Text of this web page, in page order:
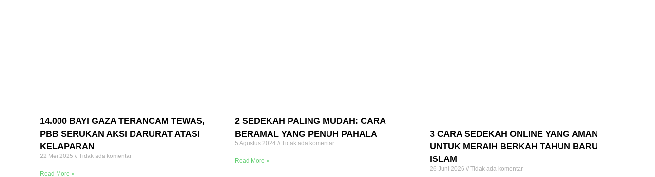
14.000 BAYI GAZA TERANCAM TEWAS,
PBB SERUKAN AKSI DARURAT ATASI
KELAPARAN
22 Mei 2025 Tidak ada komentar
Read More »
2 SEDEKAH PALING MUDAH: CARA
BERAMAL YANG PENUH PAHALA
5 Agustus 2024 Tidak ada komentar
Read More »
3 CARA SEDEKAH ONLINE YANG AMAN
UNTUK MERAIH BERKAH TAHUN BARU
ISLAM
26 Juni 2026 Tidak ada komentar